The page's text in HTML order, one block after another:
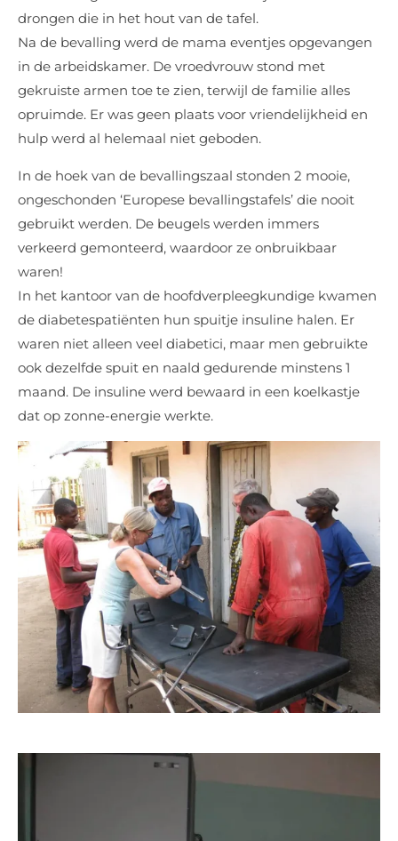
drongen die in het hout van de tafel.
Na de bevalling werd de mama eventjes opgevangen
in de arbeidskamer. De vroedvrouw stond met
gekruiste armen toe te zien, terwijl de familie alles
opruimde. Er was geen plaats voor vriendelijkheid en
hulp werd al helemaal niet geboden.
In de hoek van de bevallingszaal stonden 2 mooie,
ongeschonden ‘Europese bevallingstafels’ die nooit
gebruikt werden. De beugels werden immers
verkeerd gemonteerd, waardoor ze onbruikbaar
waren!
In het kantoor van de hoofdverpleegkundige kwamen
de diabetespatiënten hun spuitje insuline halen. Er
waren niet alleen veel diabetici, maar men gebruikte
ook dezelfde spuit en naald gedurende minstens 1
maand. De insuline werd bewaard in een koelkastje
dat op zonne-energie werkte.